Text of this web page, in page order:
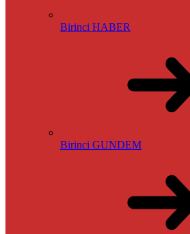
Birinci HABER
Birinci GUNDEM